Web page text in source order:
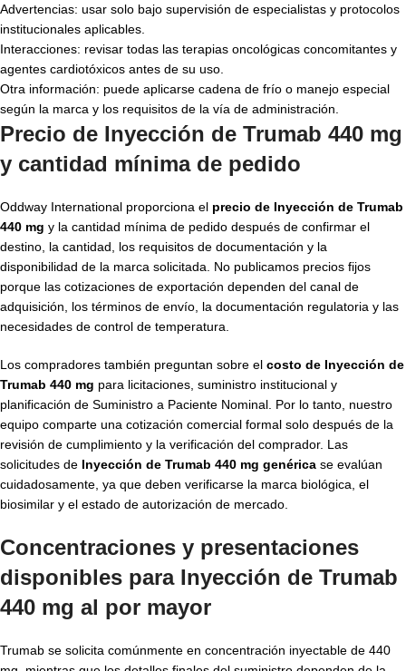
Advertencias: usar solo bajo supervisión de especialistas y protocolos
institucionales aplicables.
Interacciones: revisar todas las terapias oncológicas concomitantes y
agentes cardiotóxicos antes de su uso.
Otra información: puede aplicarse cadena de frío o manejo especial
según la marca y los requisitos de la vía de administración.
Precio de Inyección de Trumab 440 mg
y cantidad mínima de pedido
Oddway International proporciona el precio de Inyección de Trumab
440 mg y la cantidad mínima de pedido después de confirmar el
destino, la cantidad, los requisitos de documentación y la
disponibilidad de la marca solicitada. No publicamos precios fijos
porque las cotizaciones de exportación dependen del canal de
adquisición, los términos de envío, la documentación regulatoria y las
necesidades de control de temperatura.
Los compradores también preguntan sobre el costo de Inyección de
Trumab 440 mg para licitaciones, suministro institucional y
planificación de Suministro a Paciente Nominal. Por lo tanto, nuestro
equipo comparte una cotización comercial formal solo después de la
revisión de cumplimiento y la verificación del comprador. Las
solicitudes de Inyección de Trumab 440 mg genérica se evalúan
cuidadosamente, ya que deben verificarse la marca biológica, el
biosimilar y el estado de autorización de mercado.
Concentraciones y presentaciones
disponibles para Inyección de Trumab
440 mg al por mayor
Trumab se solicita comúnmente en concentración inyectable de 440